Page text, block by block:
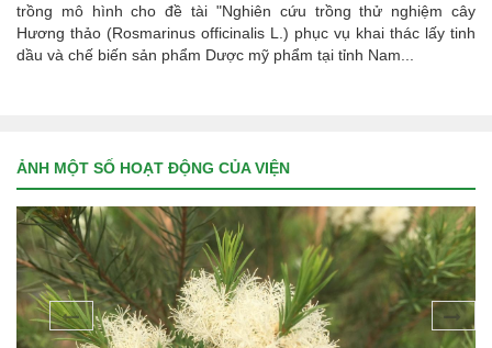
trồng mô hình cho đề tài "Nghiên cứu trồng thử nghiệm cây
Hương thảo (Rosmarinus officinalis L.) phục vụ khai thác lấy tinh
dầu và chế biến sản phẩm Dược mỹ phẩm tại tỉnh Nam...
ẢNH MỘT SỐ HOẠT ĐỘNG CỦA VIỆN
prev next